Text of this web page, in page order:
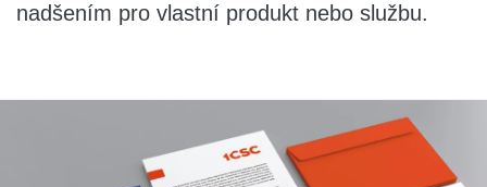
nadšením pro vlastní produkt nebo službu.